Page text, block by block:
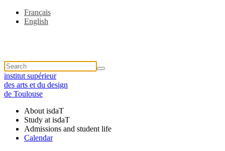
Français
English
institut supérieur
des arts et du design
de Toulouse
About isdaT
Study at isdaT
Admissions and student life
Calendar